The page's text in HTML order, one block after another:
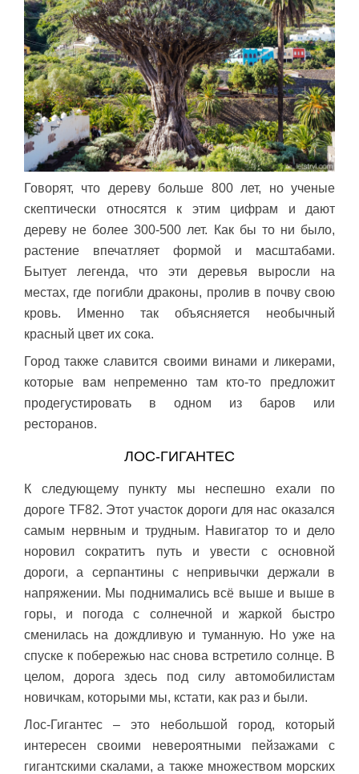
Говорят, что дереву больше 800 лет, но ученые
скептически относятся к этим цифрам и дают
дереву не более 300-500 лет. Как бы то ни было,
растение впечатляет формой и масштабами.
Бытует легенда, что эти деревья выросли на
местах, где погибли драконы, пролив в почву свою
кровь. Именно так объясняется необычный
красный цвет их сока.
Город также славится своими винами и ликерами,
которые вам непременно там кто-то предложит
продегустировать в одном из баров или
ресторанов.
ЛОС-ГИГАНТЕС
К следующему пункту мы неспешно ехали по
дороге TF82. Этот участок дороги для нас оказался
самым нервным и трудным. Навигатор то и дело
норовил сократитъ путь и увести с основной
дороги, а серпантины с непривычки держали в
напряжении. Мы поднимались всё выше и выше в
горы, и погода с солнечной и жаркой быстро
сменилась на дождливую и туманную. Но уже на
спуске к побережью нас снова встретило солнце. В
целом, дорога здесь под силу автомобилистам
новичкам, которыми мы, кстати, как раз и были.
Лос-Гигантес – это небольшой город, который
интересен своими невероятными пейзажами с
гигантскими скалами, а также множеством морских